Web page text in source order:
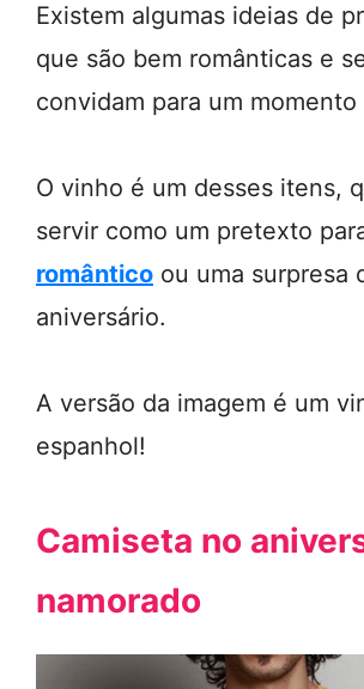
Existem algumas ideias de
que são bem românticas e
convidam para um momento
O vinho é um desses itens,
servir como um pretexto
romântico ou uma surpresa
aniversário.
A versão da imagem é um
espanhol!
Camiseta no
namorado